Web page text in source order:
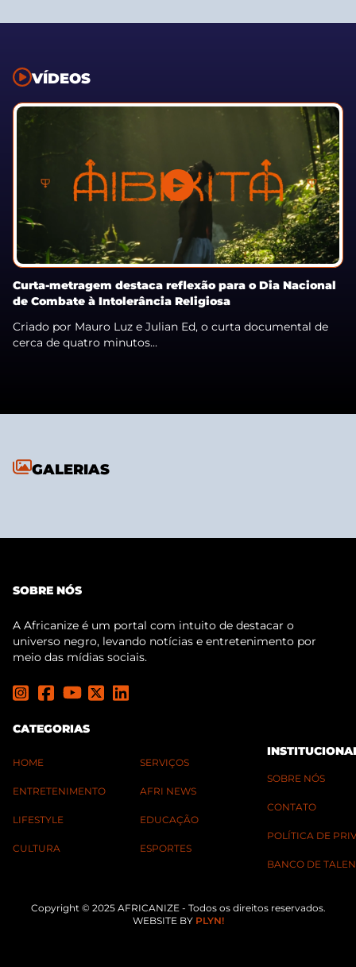
VÍDEOS
Curta-metragem destaca reflexão para o Dia Nacional
de Combate à Intolerância Religiosa
Criado por Mauro Luz e Julian Ed, o curta documental de
cerca de quatro minutos...
GALERIAS
SOBRE NÓS
A Africanize é um portal com intuito de destacar o
universo negro, levando notícias e entretenimento por
meio das mídias sociais.
CATEGORIAS
HOME
ENTRETENIMENTO
LIFESTYLE
CULTURA
SERVIÇOS
AFRI NEWS
EDUCAÇÃO
ESPORTES
SOBRE NÓS
CONTATO
POLÍTICA DE
BANCO DE
Copyright © 2025 AFRICANIZE - Todos os direitos reservados.
WEBSITE BY PLYN!